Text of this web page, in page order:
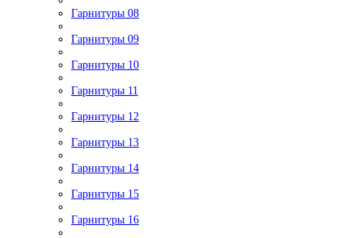
Гарнитуры 08
Гарнитуры 09
Гарнитуры 10
Гарнитуры 11
Гарнитуры 12
Гарнитуры 13
Гарнитуры 14
Гарнитуры 15
Гарнитуры 16